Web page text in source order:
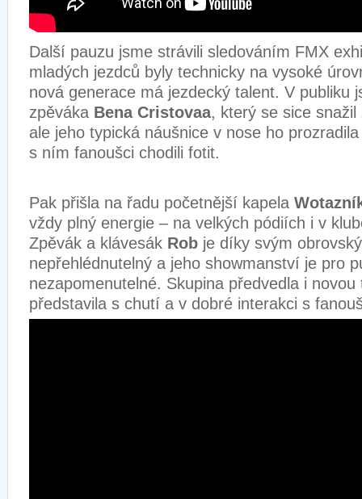
Další pauzu jsme strávili sledováním FMX
mladých jezdců byly technicky na vysoké
nová generace má jezdecký talent. V publiku
zpěváka Bena Cristovaa, který se sice
ale jeho typická náušnice v nose ho
s ním fanoušci chodili fotit.
Pak přišla na řadu početnější kapela
vždy plný energie – na velkých pódiích i v
Zpěvák a klávesák Rob je díky svým
nepřehlédnutelný a jeho showmanství je pro
nezapomenutelné. Skupina předvedla i
představila s chutí a v dobré interakci s